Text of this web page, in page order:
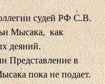
судей РФ С.В.
Мысака, как
деяний.
Представление в
пока не подает.